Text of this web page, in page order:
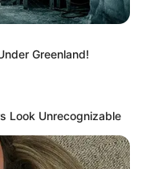
Greenland!
Look Unrecognizable